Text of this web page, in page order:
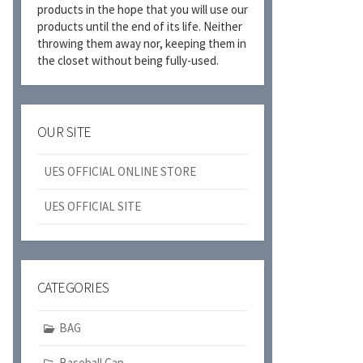
products in the hope that you will use our
products until the end of its life. Neither
throwing them away nor, keeping them in
the closet without being fully-used.
OUR SITE
UES OFFICIAL ONLINE STORE
UES OFFICIAL SITE
CATEGORIES
BAG